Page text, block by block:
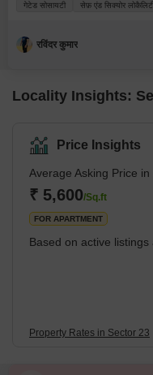
गेटेड सोसायटी सेफ़ एंड सिक्योर
रविंदर कुमार
Locality Insights:
Price Insights
Average Asking Price in
₹ 5,600/Sq.ft
FOR APARTMENT
Based on active
Property Rates in Sector 23